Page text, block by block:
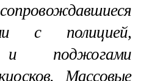
с полицией,
и поджогами
Массовые